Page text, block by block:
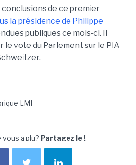
de ce premier
la présidence de Philippe
publiques ce mois-ci. Il
vote du Parlement sur le PIA
LMI
a plu? Partagez le !